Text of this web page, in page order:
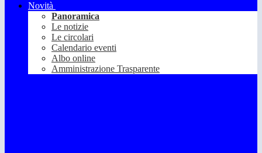
Novità
Panoramica
Le notizie
Le circolari
Calendario eventi
Albo online
Amministrazione Trasparente